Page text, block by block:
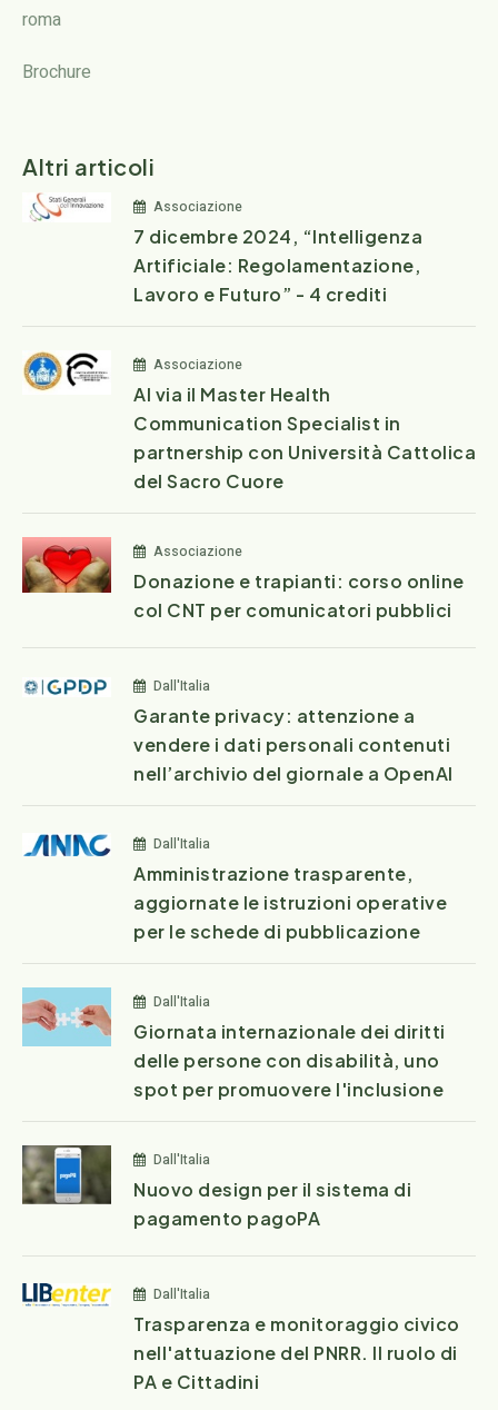
roma
Brochure
Altri articoli
Associazione
7 dicembre 2024, “Intelligenza
Artificiale: Regolamentazione,
Lavoro e Futuro” - 4 crediti
Associazione
Al via il Master Health
Communication Specialist in
partnership con Università Cattolica
del Sacro Cuore
Associazione
Donazione e trapianti: corso online
col CNT per comunicatori pubblici
Dall'Italia
Garante privacy: attenzione a
vendere i dati personali contenuti
nell’archivio del giornale a OpenAI
Dall'Italia
Amministrazione trasparente,
aggiornate le istruzioni operative
per le schede di pubblicazione
Dall'Italia
Giornata internazionale dei diritti
delle persone con disabilità, uno
spot per promuovere l'inclusione
Dall'Italia
Nuovo design per il sistema di
pagamento pagoPA
Dall'Italia
Trasparenza e monitoraggio civico
nell'attuazione del PNRR. Il ruolo di
PA e Cittadini